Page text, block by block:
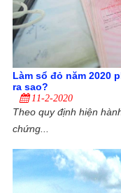
Làm sổ đỏ năm 2020
ra sao?
11-2-2020
Theo quy định hiện
chứng...